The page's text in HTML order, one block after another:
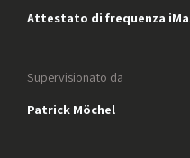
Attestato di frequenza
Supervisionato da
Patrick Möchel